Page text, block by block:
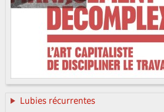
Lubies récurrentes